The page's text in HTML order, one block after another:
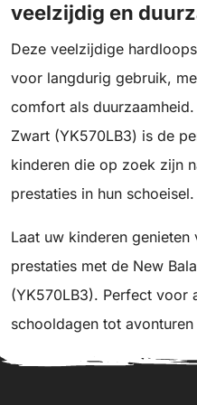
veelzijdig en
Deze veelzijdige
voor langdurig gebruik,
comfort als
Zwart (YK570LB3) is de
kinderen die op zoek zijn
prestaties in hun schoeisel.
Laat uw kinderen
prestaties met de New
(YK570LB3). Perfect voor
schooldagen tot